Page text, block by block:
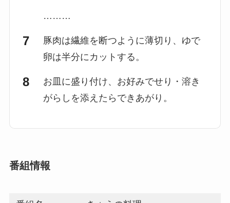
………
豚肉は繊維を断つように薄切り、ゆで
卵は半分にカットする。
お皿に盛り付け、お好みでせり・溶き
がらしを添えたらできあがり。
番組情報